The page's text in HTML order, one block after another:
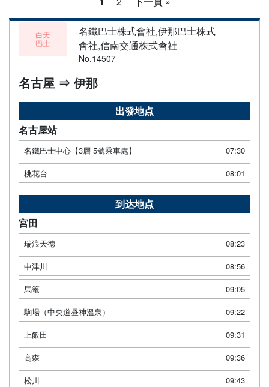
白天
巴士
名鐵巴士株式會社,伊那巴士株式
會社,信南交通株式會社
No.14507
名古屋 ⇒ 伊那
出發地点
名古屋站
名鐵巴士中心【3層 5號乘車處】
07:30
桃花台
08:01
到达地点
宮田
瑞浪天徳
08:23
中津川
08:56
馬篭
09:05
駒場（中央道昼神溫泉）
09:22
上飯田
09:31
高森
09:36
松川
09:43